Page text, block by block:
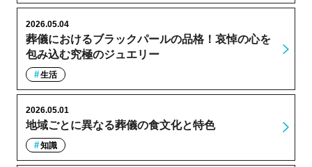
葬儀におけるブラックパールの品格！哀悼の心を
包み込む究極のジュエリー
2026.05.04
生活
地域ごとに異なる葬儀の食文化と特色
2026.05.01
知識